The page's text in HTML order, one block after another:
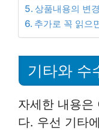
상품내용의 변
추가로 꼭 읽으
기타와 수
자세한 내용은
다. 우선 기타